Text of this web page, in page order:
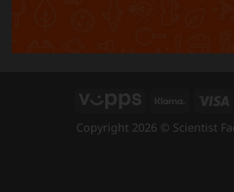
Vipps Klarna
Copyright 2026 © Scientist